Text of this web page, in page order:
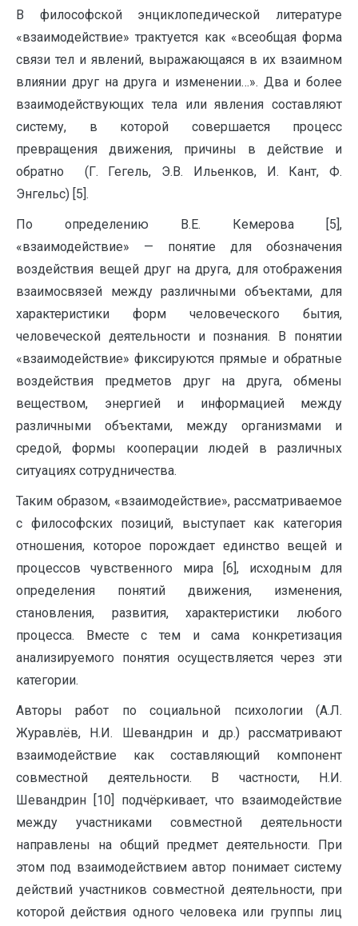
В философской энциклопедической литературе
«взаимодействие» трактуется как «всеобщая форма
связи тел и явлений, выражающаяся в их взаимном
влиянии друг на друга и изменении…». Два и более
взаимодействующих тела или явления составляют
систему, в которой совершается процесс
превращения движения, причины в действие и
обратно (Г. Гегель, Э.В. Ильенков, И. Кант, Ф.
Энгельс) [5].
По определению В.Е. Кемерова [5],
«взаимодействие» — понятие для обозначения
воздействия вещей друг на друга, для отображения
взаимосвязей между различными объектами, для
характеристики форм человеческого бытия,
человеческой деятельности и познания. В понятии
«взаимодействие» фиксируются прямые и обратные
воздействия предметов друг на друга, обмены
веществом, энергией и информацией между
различными объектами, между организмами и
средой, формы кооперации людей в различных
ситуациях сотрудничества.
Таким образом, «взаимодействие», рассматриваемое
с философских позиций, выступает как категория
отношения, которое порождает единство вещей и
процессов чувственного мира [6], исходным для
определения понятий движения, изменения,
становления, развития, характеристики любого
процесса. Вместе с тем и сама конкретизация
анализируемого понятия осуществляется через эти
категории.
Авторы работ по социальной психологии (А.Л.
Журавлёв, Н.И. Шевандрин и др.) рассматривают
взаимодействие как составляющий компонент
совместной деятельности. В частности, Н.И.
Шевандрин [10] подчёркивает, что взаимодействие
между участниками совместной деятельности
направлены на общий предмет деятельности. При
этом под взаимодействием автор понимает систему
действий участников совместной деятельности, при
которой действия одного человека или группы лиц